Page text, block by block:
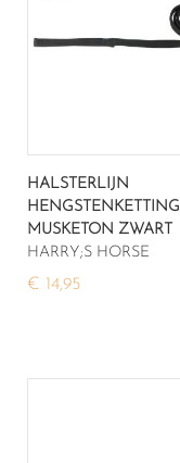
HALSTERLIJN
HENGSTENKETTING
MUSKETON ZWART
HARRY;S HORSE
€ 14,95